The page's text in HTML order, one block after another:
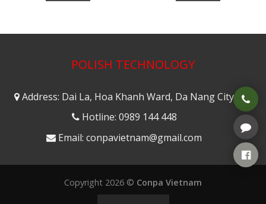
POLISH TECHNOLOGY
Address: Dai La, Hoa Khanh Ward, Da Nang City
Hotline: 0989 144 448
Email: conpavietnam@gmail.com
Copyright 2026 © Conpa Vietnam